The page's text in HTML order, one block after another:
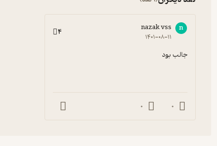
n
nazak vss
۱۴۰۱-۰۸-۱۱ 4
جالب بود
0
0